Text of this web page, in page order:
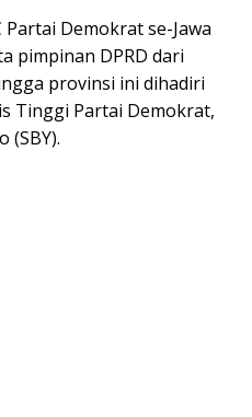
Demokrat se-Jawa
pimpinan DPRD dari
provinsi ini dihadiri
Tinggi Partai Demokrat,
(SBY).